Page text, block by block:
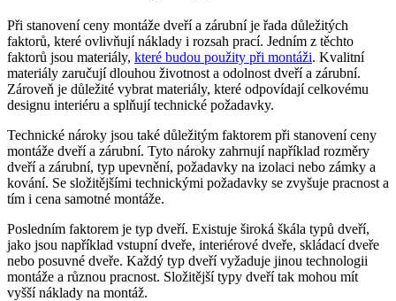
Při stanovení ceny montáže dveří a zárubní je řada důležitých
faktorů, které ovlivňují náklady i rozsah prací. Jedním z těchto
faktorů jsou materiály, které budou použity při montáži. Kvalitní
materiály zaručují dlouhou životnost a odolnost dveří a zárubní.
Zároveň je důležité vybrat materiály, které odpovídají celkovému
designu interiéru a splňují technické požadavky.
Technické nároky jsou také důležitým faktorem při stanovení ceny
montáže dveří a zárubní. Tyto nároky zahrnují například rozměry
dveří a zárubní, typ upevnění, požadavky na izolaci nebo zámky a
kování. Se složitějšími technickými požadavky se zvyšuje pracnost a
tím i cena samotné montáže.
Posledním faktorem je typ dveří. Existuje široká škála typů dveří,
jako jsou například vstupní dveře, interiérové dveře, skládací dveře
nebo posuvné dveře. Každý typ dveří vyžaduje jinou technologii
montáže a různou pracnost. Složitější typy dveří tak mohou mít
vyšší náklady na montáž.